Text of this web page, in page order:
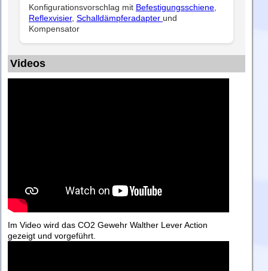
Konfigurationsvorschlag mit Befestigungsschiene
Reflexvisier, Schalldämpferadapter und
Kompensator
Videos
Im Video wird das CO2 Gewehr Walther Lever Action
gezeigt und vorgeführt.